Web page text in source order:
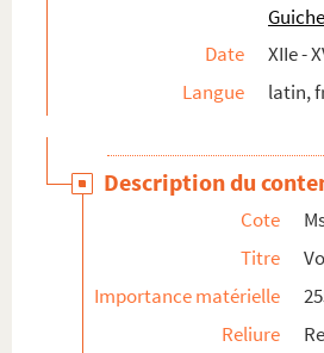
de Bourbonnois et de Savoye à cause
de la ligue faite entre le duc de Savoye
duc de Bourgogne, et Amé,
de Meillonas
Édouard, comte de Savoie, et Nicolas,
Gorrevod, premier comte de Pont-de-
de Dortans, à Perceval de La Baume,
au sieur de Thoire et de Villars
de Malaval
Date
XIIe -
Langue
latin,
Description du
Cote
Titre
Importance matérielle
Reliure